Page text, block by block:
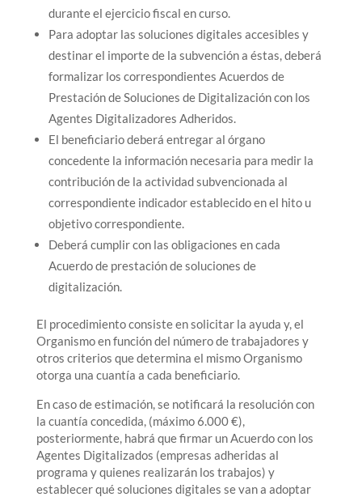
durante el ejercicio fiscal en curso.
Para adoptar las soluciones digitales accesibles y
destinar el importe de la subvención a éstas, deberá
formalizar los correspondientes Acuerdos de
Prestación de Soluciones de Digitalización con los
Agentes Digitalizadores Adheridos.
El beneficiario deberá entregar al órgano
concedente la información necesaria para medir la
contribución de la actividad subvencionada al
correspondiente indicador establecido en el hito u
objetivo correspondiente.
Deberá cumplir con las obligaciones en cada
Acuerdo de prestación de soluciones de
digitalización.
El procedimiento consiste en solicitar la ayuda y, el
Organismo en función del número de trabajadores y
otros criterios que determina el mismo Organismo
otorga una cuantía a cada beneficiario.
En caso de estimación, se notificará la resolución con
la cuantía concedida, (máximo 6.000 €),
posteriormente, habrá que firmar un Acuerdo con los
Agentes Digitalizados (empresas adheridas al
programa y quienes realizarán los trabajos) y
establecer qué soluciones digitales se van a adoptar